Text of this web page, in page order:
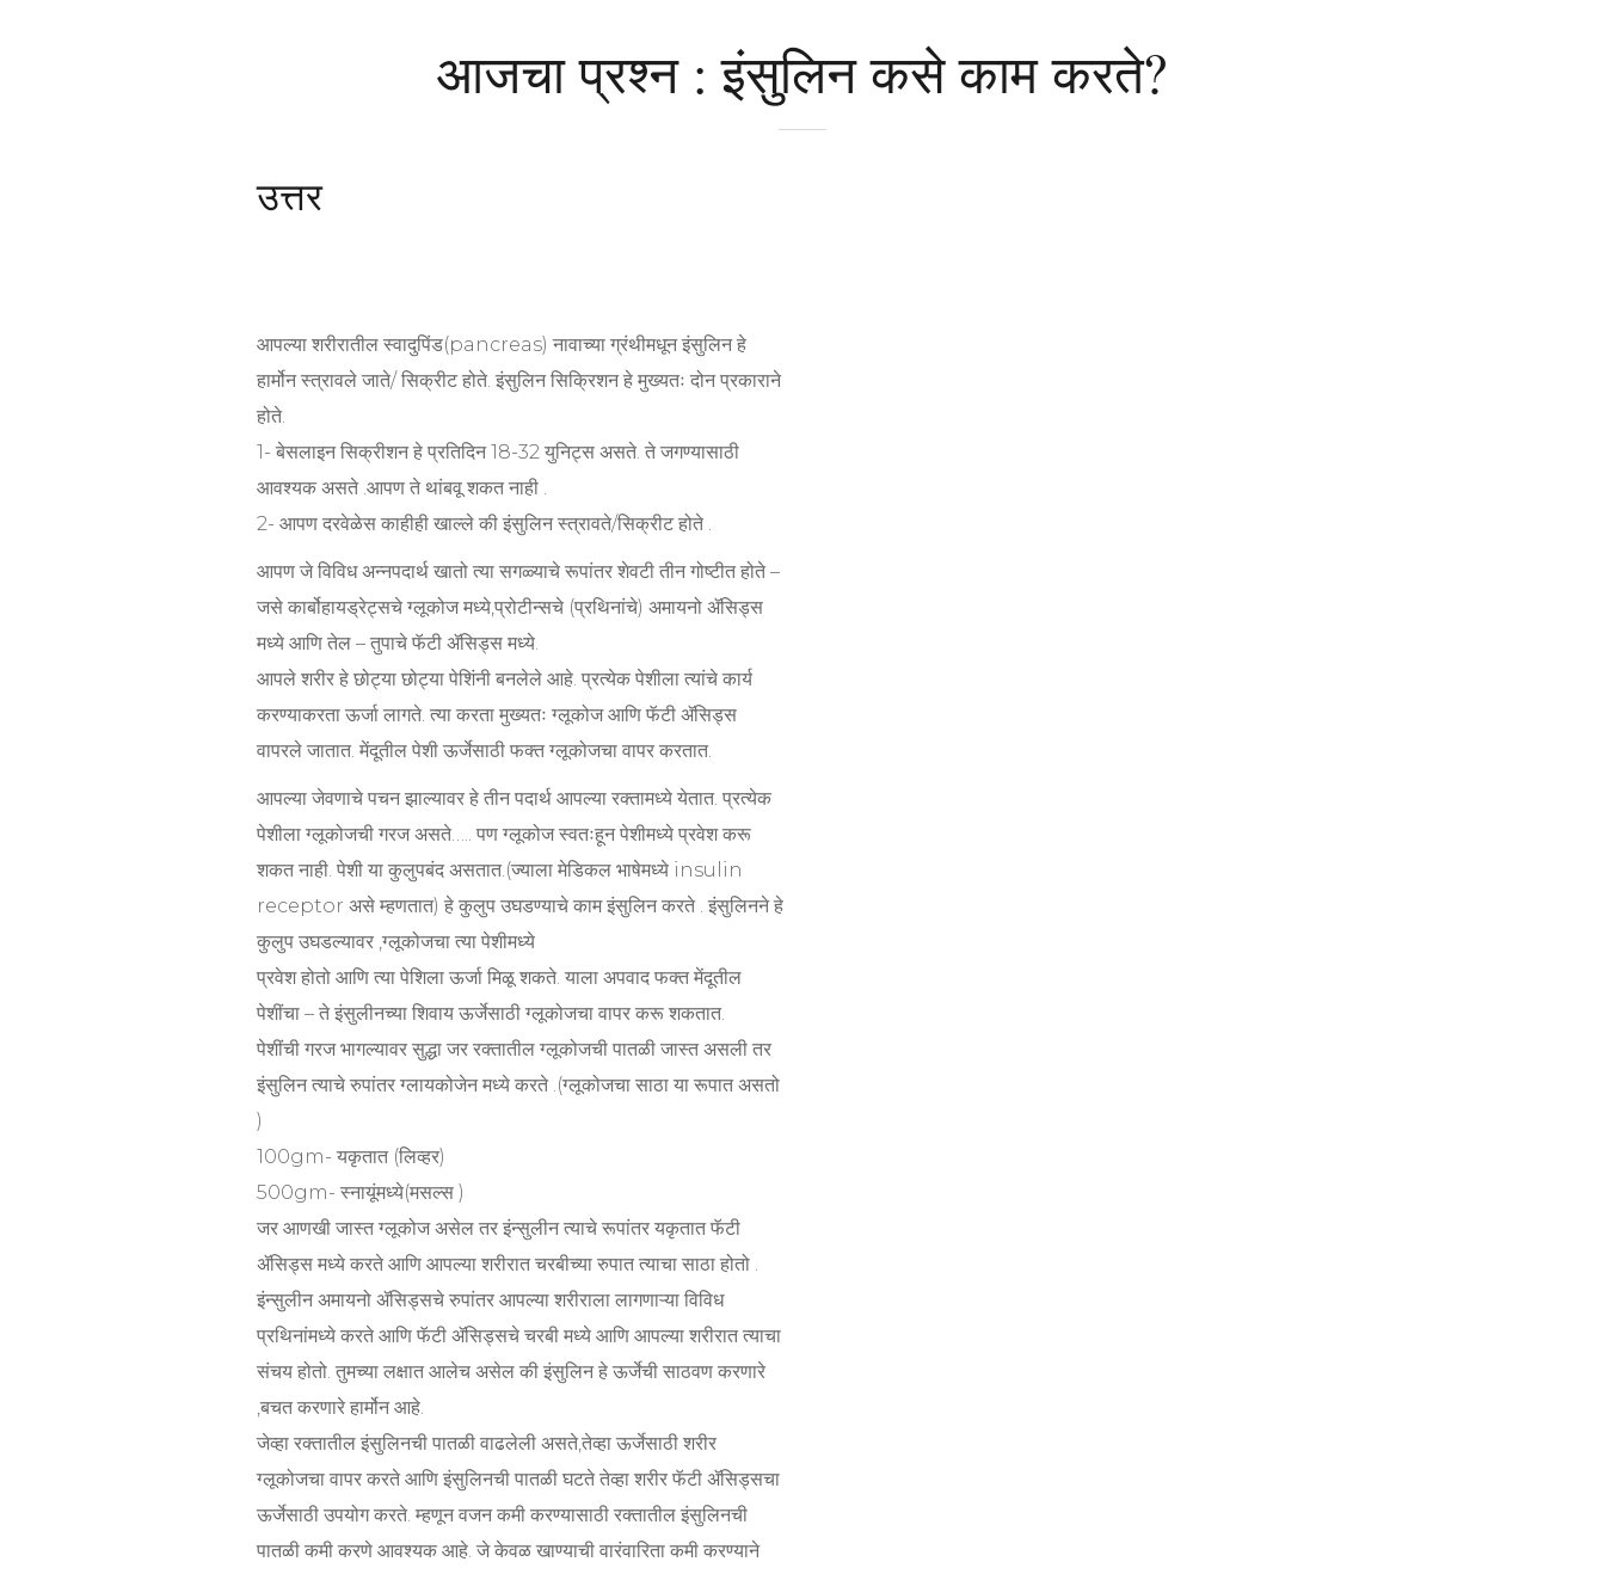
आजचा प्रश्न : इंसुलिन कसे काम करते?
उत्तर
आपल्या शरीरातील स्वादुपिंड(pancreas) नावाच्या ग्रंथीमधून इंसुलिन हे
हार्मोन स्त्रावले जाते/ सिक्रीट होते. इंसुलिन सिक्रिशन हे मुख्यतः दोन प्रकाराने
होते.
1- बेसलाइन सिक्रीशन हे प्रतिदिन 18-32 युनिट्स असते. ते जगण्यासाठी
आवश्यक असते .आपण ते थांबवू शकत नाही .
2- आपण दरवेळेस काहीही खाल्ले की इंसुलिन स्त्रावते/सिक्रीट होते .
आपण जे विविध अन्नपदार्थ खातो त्या सगळ्याचे रूपांतर शेवटी तीन गोष्टीत होते –
जसे कार्बोहायड्रेट्सचे ग्लूकोज मध्ये,प्रोटीन्सचे (प्रथिनांचे) अमायनो ॲसिड्स
मध्ये आणि तेल – तुपाचे फॅटी ॲसिड्स मध्ये.
आपले शरीर हे छोट्या छोट्या पेशिंनी बनलेले आहे. प्रत्येक पेशीला त्यांचे कार्य
करण्याकरता ऊर्जा लागते. त्या करता मुख्यतः ग्लूकोज आणि फॅटी ॲसिड्स
वापरले जातात. मेंदूतील पेशी ऊर्जेसाठी फक्त ग्लूकोजचा वापर करतात.
आपल्या जेवणाचे पचन झाल्यावर हे तीन पदार्थ आपल्या रक्तामध्ये येतात. प्रत्येक
पेशीला ग्लूकोजची गरज असते….. पण ग्लूकोज स्वतःहून पेशीमध्ये प्रवेश करू
शकत नाही. पेशी या कुलुपबंद असतात.(ज्याला मेडिकल भाषेमध्ये insulin
receptor असे म्हणतात) हे कुलुप उघडण्याचे काम इंसुलिन करते . इंसुलिनने हे
कुलुप उघडल्यावर ,ग्लूकोजचा त्या पेशीमध्ये
प्रवेश होतो आणि त्या पेशिला ऊर्जा मिळू शकते. याला अपवाद फक्त मेंदूतील
पेशींचा – ते इंसुलीनच्या शिवाय ऊर्जेसाठी ग्लूकोजचा वापर करू शकतात.
पेशींची गरज भागल्यावर सुद्धा जर रक्तातील ग्लूकोजची पातळी जास्त असली तर
इंसुलिन त्याचे रुपांतर ग्लायकोजेन मध्ये करते .(ग्लूकोजचा साठा या रूपात असतो
)
100gm- यकृतात (लिव्हर)
500gm- स्नायूंमध्ये(मसल्स )
जर आणखी जास्त ग्लूकोज असेल तर इंन्सुलीन त्याचे रूपांतर यकृतात फॅटी
ॲसिड्स मध्ये करते आणि आपल्या शरीरात चरबीच्या रुपात त्याचा साठा होतो .
इंन्सुलीन अमायनो ॲसिड्सचे रुपांतर आपल्या शरीराला लागणाऱ्या विविध
प्रथिनांमध्ये करते आणि फॅटी ॲसिड्सचे चरबी मध्ये आणि आपल्या शरीरात त्याचा
संचय होतो. तुमच्या लक्षात आलेच असेल की इंसुलिन हे ऊर्जेची साठवण करणारे
,बचत करणारे हार्मोन आहे.
जेव्हा रक्तातील इंसुलिनची पातळी वाढलेली असते,तेव्हा ऊर्जेसाठी शरीर
ग्लूकोजचा वापर करते आणि इंसुलिनची पातळी घटते तेव्हा शरीर फॅटी ॲसिड्सचा
ऊर्जेसाठी उपयोग करते. म्हणून वजन कमी करण्यासाठी रक्तातील इंसुलिनची
पातळी कमी करणे आवश्यक आहे. जे केवळ खाण्याची वारंवारिता कमी करण्याने